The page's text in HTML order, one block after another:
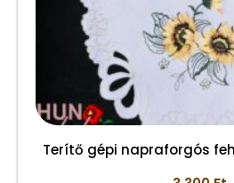
Terítő gépi napraforgós